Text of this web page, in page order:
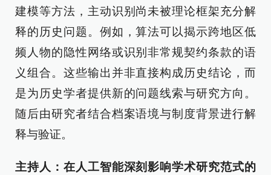
建模等方法，主动识别尚未被理论框架充分解
释的历史问题。例如，算法可以揭示跨地区低
频人物的隐性网络或识别非常规契约条款的语
义组合。这些输出并非直接构成历史结论，而
是为历史学者提供新的问题线索与研究方向。
随后由研究者结合档案语境与制度背景进行解
释与验证。
主持人：在人工智能深刻影响学术研究范式的